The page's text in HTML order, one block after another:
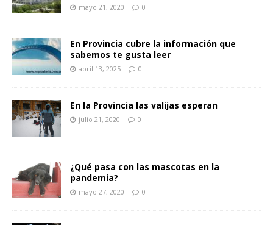
mayo 21, 2020 0
En Provincia cubre la información que
sabemos te gusta leer
abril 13, 2025 0
En la Provincia las valijas esperan
julio 21, 2020 0
¿Qué pasa con las mascotas en la
pandemia?
mayo 27, 2020 0